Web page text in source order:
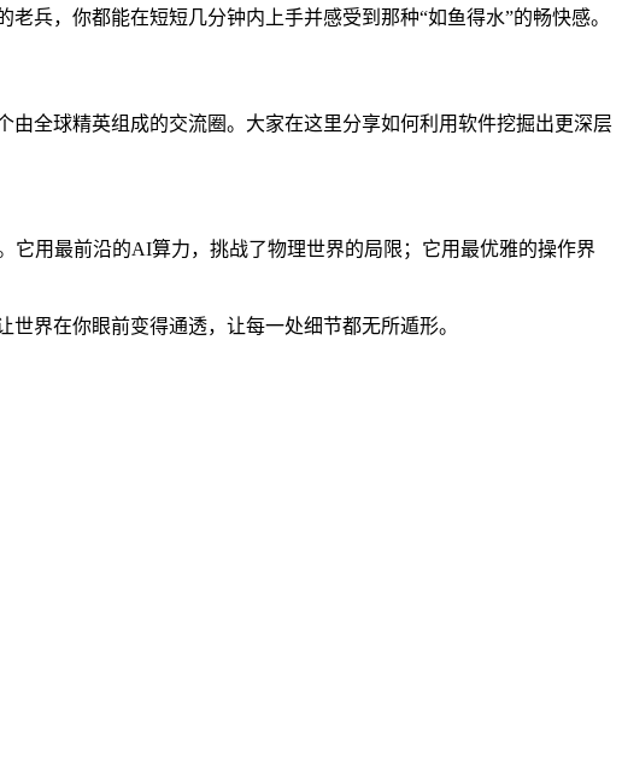
兵，你都能在短短几分钟内上手并感受到那种“如鱼得水”的畅快感。
全球精英组成的交流圈。大家在这里分享如何利用软件挖掘出更深层
它用最前沿的AI算力，挑战了物理世界的局限；它用最优雅的操作界
界在你眼前变得通透，让每一处细节都无所遁形。